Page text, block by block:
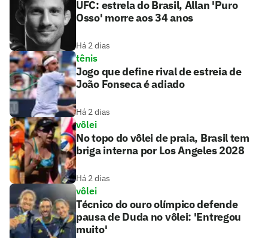
UFC: estrela do Brasil, Allan 'Puro
Osso' morre aos 34 anos
Há 2 dias
tênis
Jogo que define rival de estreia de
João Fonseca é adiado
Há 2 dias
vôlei
No topo do vôlei de praia, Brasil tem
briga interna por Los Angeles 2028
Há 2 dias
vôlei
Técnico do ouro olímpico defende
pausa de Duda no vôlei: 'Entregou
muito'